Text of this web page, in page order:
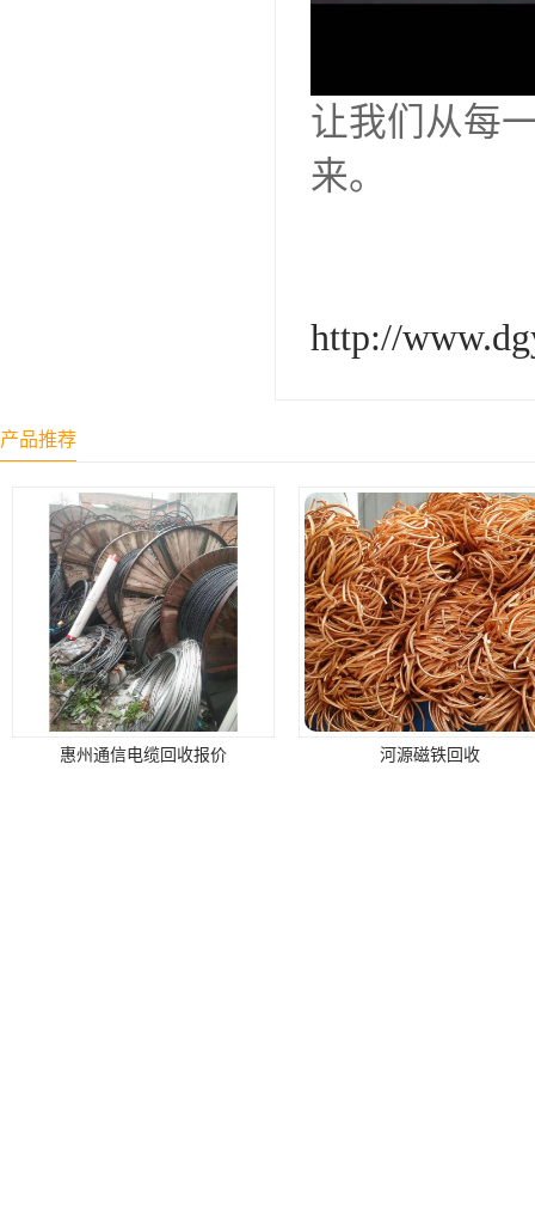
让我们从每
来。
http://
产品推荐
惠州通信电缆回收报价 河源磁铁回收